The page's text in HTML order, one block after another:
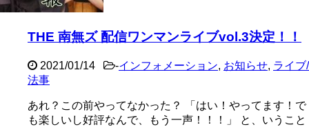
THE 南無ズ 配信ワンマンライブvol.3決定！！
2021/01/14 -インフォメーション, お知らせ, ライブ/
法事
あれ？この前やってなかった？ 「はい！やってます！で
も楽しいし好評なんで、もう一声！！！」 と、いうこと